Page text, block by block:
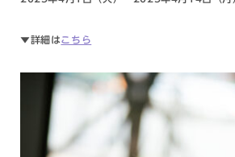
▼詳細はこちら